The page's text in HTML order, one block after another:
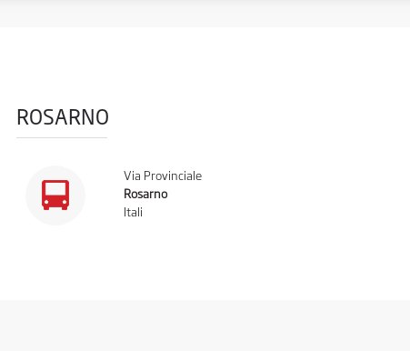
ROSARNO
Via Provinciale
Rosarno
Itali